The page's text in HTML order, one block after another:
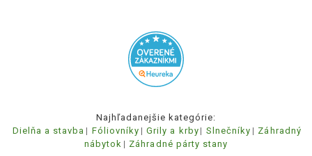
Najhľadanejšie kategórie:
Dielňa a stavba
Fóliovníky Grily a krby Slnečníky
Záhradný
nábytok
Záhradné párty stany